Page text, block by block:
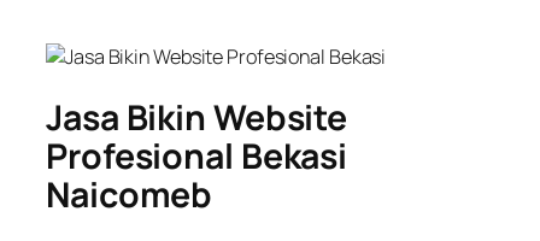
Jasa Bikin Website
Profesional Bekasi
Naicomeb